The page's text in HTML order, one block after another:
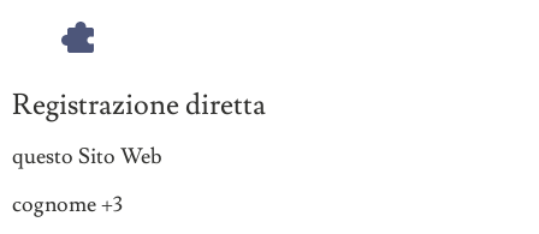
Registrazione diretta
Azienda:
questo Sito Web
Dati
cognome +3